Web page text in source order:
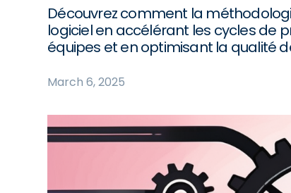
Découvrez comment la
logiciel en accélérant les cycles de
équipes et en optimisant la qualité
March 6, 2025